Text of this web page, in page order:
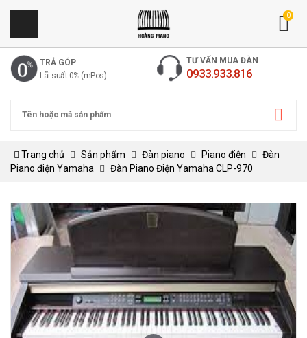
0
TRẢ GÓP
Lãi suất 0% (mPos)
TƯ VẤN MUA ĐÀN
0933.933.816
Trang chủ Sản phẩm Đàn piano Piano điện
Đàn
Piano điện Yamaha
Đàn Piano Điện Yamaha CLP-970